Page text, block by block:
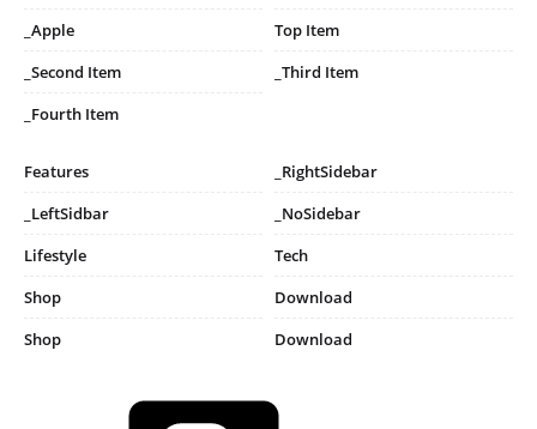
_Apple
Top Item
_Second Item
_Third Item
_Fourth Item
Features
_RightSidebar
_LeftSidbar
_NoSidebar
Lifestyle
Tech
Shop
Download
Shop
Download